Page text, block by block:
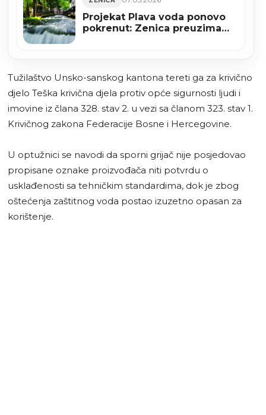
Projekat Plava voda ponovo
pokrenut: Zenica preuzima
Tužilaštvo Unsko-sanskog kantona tereti ga za krivično
djelo Teška krivična djela protiv opće sigurnosti ljudi i
imovine iz člana 328. stav 2. u vezi sa članom 323. stav 1.
Krivičnog zakona Federacije Bosne i Hercegovine.
U optužnici se navodi da sporni grijač nije posjedovao
propisane oznake proizvođača niti potvrdu o
usklađenosti sa tehničkim standardima, dok je zbog
oštećenja zaštitnog voda postao izuzetno opasan za
korištenje.